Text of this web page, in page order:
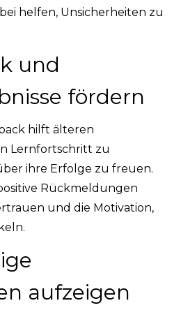
helfen, Unsicherheiten zu
und
fördern
hilft älteren
Lernfortschritt zu
ihre Erfolge zu freuen.
Rückmeldungen
und die Motivation,
aufzeigen